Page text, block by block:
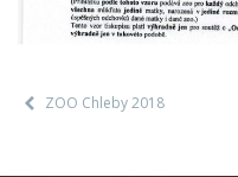
ZOO Chleby 2018